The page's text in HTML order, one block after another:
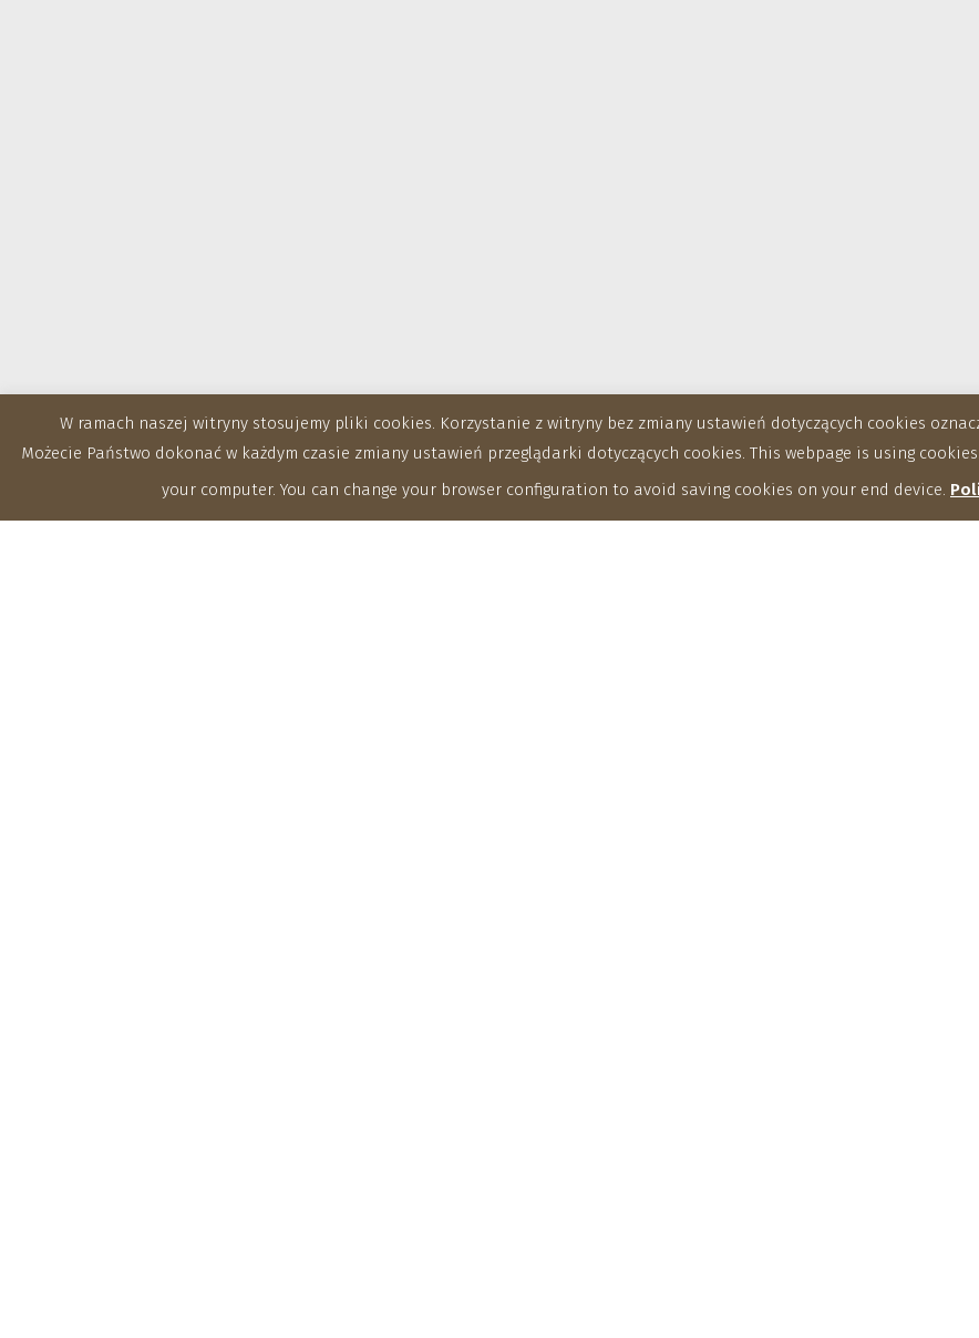
W ramach naszej witryny stosujemy pliki cookies. Korzystanie z witryny bez zmiany ustawień dotyczących cookies
Możecie Państwo dokonać w każdym czasie zmiany ustawień przeglądarki dotyczących cookies. This webpage is using
your computer. You can change your browser configuration to avoid saving cookies on your end device.